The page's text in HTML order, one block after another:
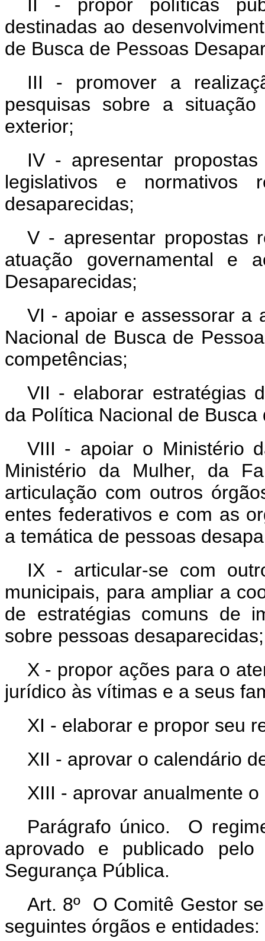
II - propor políticas
destinadas ao
de Busca de Pessoas
III - promover a
pesquisas sobre a
exterior;
IV - apresentar
legislativos e normativos
desaparecidas;
V - apresentar propostas
atuação governamental e
Desaparecidas;
VI - apoiar e assessorar a
Nacional de Busca de
competências;
VII - elaborar estratégias
da Política Nacional de
VIII - apoiar o Ministério
Ministério da Mulher, da
articulação com outros
entes federativos e com as
a temática de pessoas
IX - articular-se com
municipais, para ampliar a
de estratégias comuns de
sobre pessoas desaparecidas;
X - propor ações para o
jurídico às vítimas e a seus
XI - elaborar e propor seu
XII - aprovar o calendário
XIII - aprovar anualmente
Parágrafo único. O
aprovado e publicado
Segurança Pública.
Art. 8º O Comitê Gestor
seguintes órgãos e entidades: